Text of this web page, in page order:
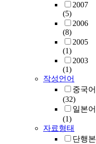
2007
(5)
2006
(8)
2005
(1)
2003
(1)
작성언어
중국어
(32)
일본어
(1)
자료형태
단행본